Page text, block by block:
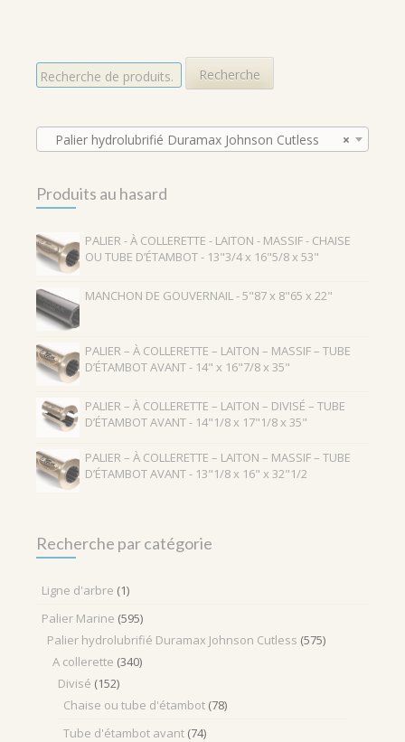
R
e
r
h
e
o
u
:
Recherche
×
Palier hydrolubrifié Duramax Johnson Cutless
Produits au hasard
PALIER - À COLLERETTE - LAITON - MASSIF - CHAISE
OU TUBE D’ÉTAMBOT - 13"3/4 x 16"5/8 x 53"
MANCHON DE GOUVERNAIL - 5"87 x 8"65 x 22"
PALIER – À COLLERETTE – LAITON – MASSIF – TUBE
D’ÉTAMBOT AVANT - 14" x 16"7/8 x 35"
PALIER – À COLLERETTE – LAITON – DIVISÉ – TUBE
D’ÉTAMBOT AVANT - 14"1/8 x 17"1/8 x 35"
PALIER – À COLLERETTE – LAITON – MASSIF – TUBE
D’ÉTAMBOT AVANT - 13"1/8 x 16" x 32"1/2
Recherche par catégorie
Ligne d'arbre (1)
Palier Marine (595)
Palier hydrolubrifié Duramax Johnson Cutless (575)
A collerette (340)
Divisé (152)
Chaise ou tube d'étambot (78)
Tube d'étambot avant (74)